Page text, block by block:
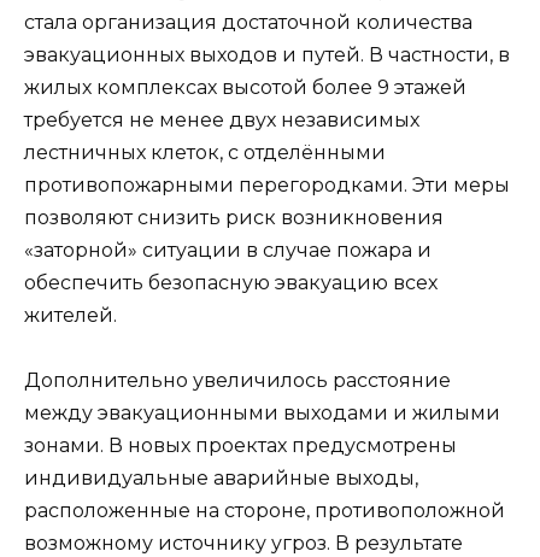
стала организация достаточной количества
эвакуационных выходов и путей. В частности, в
жилых комплексах высотой более 9 этажей
требуется не менее двух независимых
лестничных клеток, с отделёнными
противопожарными перегородками. Эти меры
позволяют снизить риск возникновения
«заторной» ситуации в случае пожара и
обеспечить безопасную эвакуацию всех
жителей.
Дополнительно увеличилось расстояние
между эвакуационными выходами и жилыми
зонами. В новых проектах предусмотрены
индивидуальные аварийные выходы,
расположенные на стороне, противоположной
возможному источнику угроз. В результате